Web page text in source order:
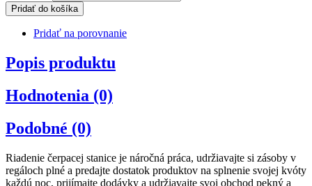
Pridať do košíka
Pridať na porovnanie
Popis produktu
Hodnotenia (0)
Podobné (0)
Riadenie čerpacej stanice je náročná práca, udržiavajte si zásoby v
regáloch plné a predajte dostatok produktov na splnenie svojej kvóty
každú noc, prijímajte dodávky a udržiavajte svoj obchod pekný a